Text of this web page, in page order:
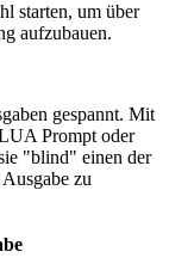
starten, um über
aufzubauen.
gespannt. Mit
Prompt oder
"blind" einen der
zu